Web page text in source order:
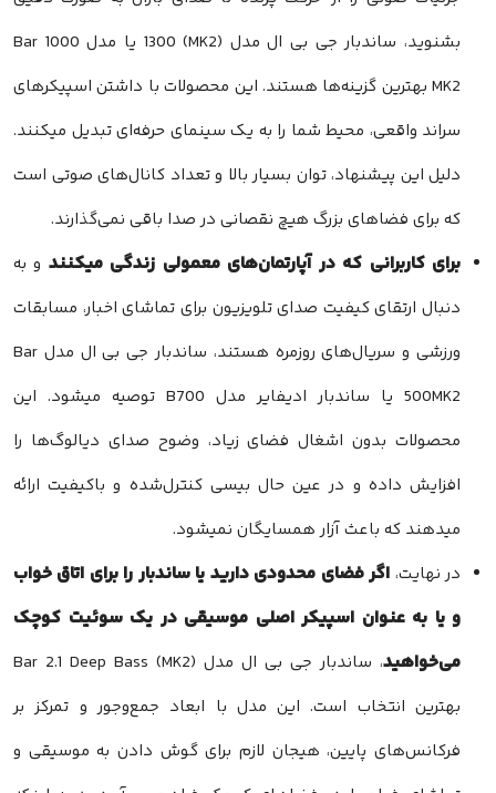
بشنوید، ساندبار جی بی ال مدل (MK2) 1300 یا مدل Bar 1000
MK2 بهترین گزینه‌ها هستند. این محصولات با داشتن اسپیکرهای
سراند واقعی، محیط شما را به یک سینمای حرفه‌ای تبدیل میکنند.
دلیل این پیشنهاد، توان بسیار بالا و تعداد کانال‌های صوتی است
که برای فضاهای بزرگ هیچ نقصانی در صدا باقی نمی‌گذارند.
برای کاربرانی که در آپارتمان‌های معمولی زندگی میکنندو به
دنبال ارتقای کیفیت صدای تلویزیون برای تماشای اخبار، مسابقات
ورزشی و سریال‌های روزمره هستند، ساندبار جی بی ال مدل Bar
500MK2 یا ساندبار ادیفایر مدل B700 توصیه میشود. این
محصولات بدون اشغال فضای زیاد، وضوح صدای دیالوگ‌ها را
افزایش داده و در عین حال بیسی کنترل‌شده و باکیفیت ارائه
میدهند که باعث آزار همسایگان نمیشود.
در نهایت،اگر فضای محدودی دارید یا ساندبار را برای اتاق خواب
و یا به عنوان اسپیکر اصلی موسیقی در یک سوئیت کوچک
می‌خواهید
، ساندبار جی بی ال مدل Bar 2.1 Deep Bass (MK2)
بهترین انتخاب است. این مدل با ابعاد جمع‌وجور و تمرکز بر
فرکانس‌های پایین، هیجان لازم برای گوش دادن به موسیقی و